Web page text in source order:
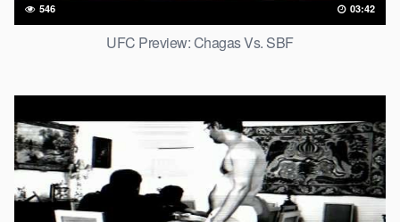
546 03:42
UFC Preview: Chagas Vs. SBF